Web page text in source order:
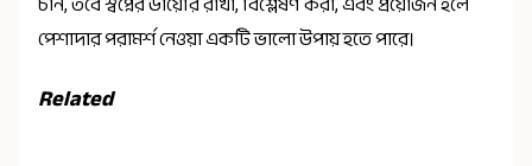
পেশাদার পরামর্শ নেওয়া একটি ভালো উপায় হতে পারে।
Related